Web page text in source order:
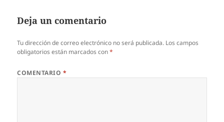
Deja un comentario
Tu dirección de correo electrónico no será publicada. Los campos
obligatorios están marcados con*
COMENTARIO *